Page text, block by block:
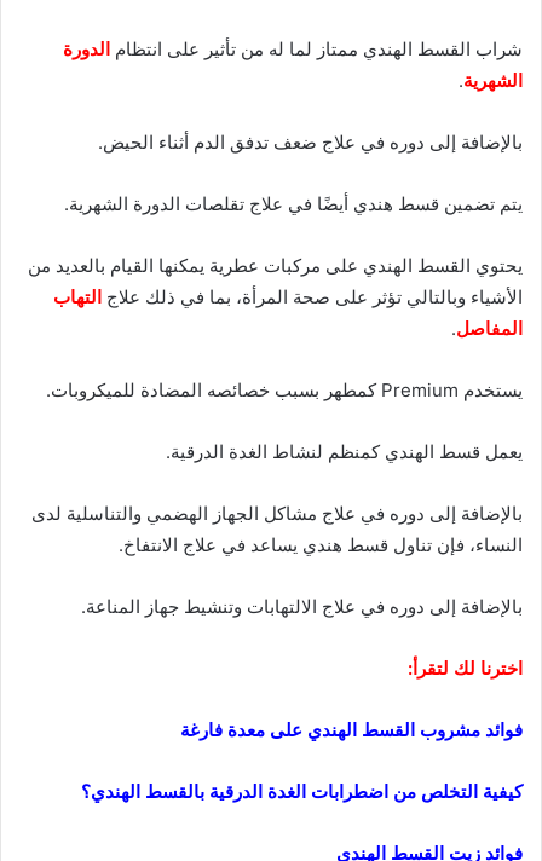
شراب القسط الهندي ممتاز لما له من تأثير على انتظام الدورة
الشهرية.
بالإضافة إلى دوره في علاج ضعف تدفق الدم أثناء الحيض.
يتم تضمين قسط هندي أيضًا في علاج تقلصات الدورة الشهرية.
يحتوي القسط الهندي على مركبات عطرية يمكنها القيام بالعديد من
الأشياء وبالتالي تؤثر على صحة المرأة، بما في ذلك علاج التهاب
المفاصل.
يستخدم Premium كمطهر بسبب خصائصه المضادة للميكروبات.
يعمل قسط الهندي كمنظم لنشاط الغدة الدرقية.
بالإضافة إلى دوره في علاج مشاكل الجهاز الهضمي والتناسلية لدى
النساء، فإن تناول قسط هندي يساعد في علاج الانتفاخ.
بالإضافة إلى دوره في علاج الالتهابات وتنشيط جهاز المناعة.
اخترنا لك لتقرأ:
فوائد مشروب القسط الهندي على معدة فارغة
كيفية التخلص من اضطرابات الغدة الدرقية بالقسط الهندي؟
فوائد زيت القسط الهندي